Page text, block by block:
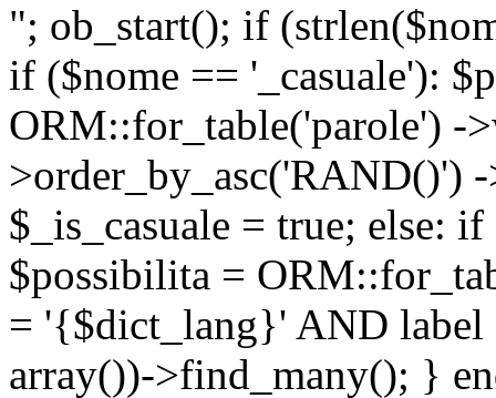
"; ob_start(); if
if ($nome == '_casuale'):
ORM::for_table('parole') -
>order_by_asc('RAND()')
$_is_casuale = true; else:
$possibilita =
= '{$dict_lang}' AND
array())->find_many(); }